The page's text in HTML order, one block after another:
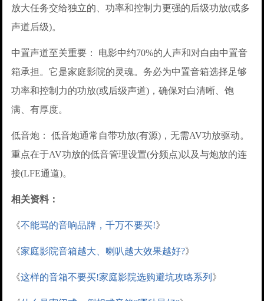
放大任务交给独立的、功率和控制力更强的后级功放(或多
声道后级)。
中置声道至关重要： 电影中约70%的人声和对白由中置音
箱承担。它是家庭影院的灵魂。务必为中置音箱选择足够
功率和控制力的功放(或后级声道)，确保对白清晰、饱
满、有厚度。
低音炮： 低音炮通常自带功放(有源)，无需AV功放驱动。
重点在于AV功放的低音管理设置(分频点)以及与炮放的连
接(LFE通道)。
相关资料：
《不能骂的音响品牌，千万不要买!》
《家庭影院音箱越大、喇叭越大效果越好?》
《这样的音箱不要买!家庭影院选购避坑攻略系列 》